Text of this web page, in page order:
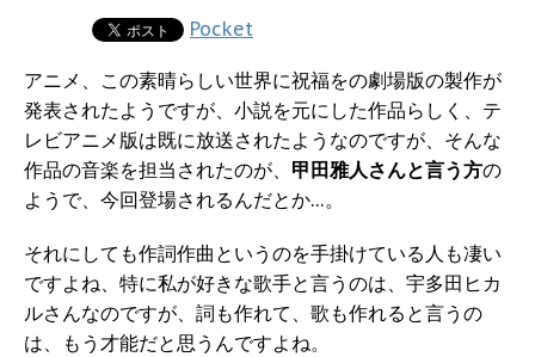
Pocket
アニメ、この素晴らしい世界に祝福をの劇場版の製作が
発表されたようですが、小説を元にした作品らしく、テ
レビアニメ版は既に放送されたようなのですが、そんな
作品の音楽を担当されたのが、 甲田雅人さんと言う方の
ようで、今回登場されるんだとか…。
それにしても作詞作曲というのを手掛けている人も凄い
ですよね、特に私が好きな歌手と言うのは、宇多田ヒカ
ルさんなのですが、詞も作れて、歌も作れると言うの
は、もう才能だと思うんですよね。